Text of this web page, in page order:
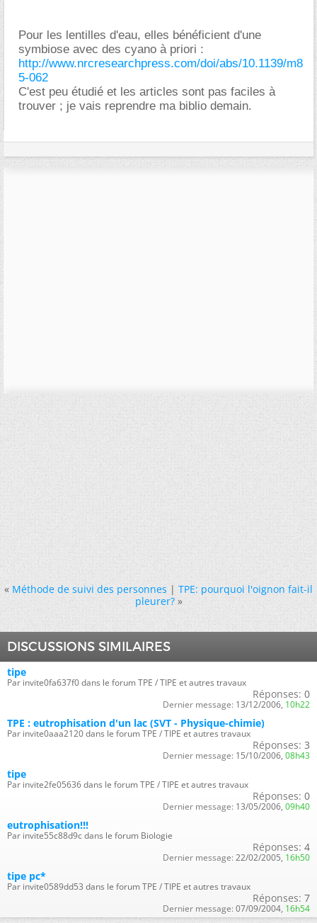
Pour les lentilles d'eau, elles bénéficient d'une
symbiose avec des cyano à priori :
http://www.nrcresearchpress.com/doi/abs/10.1139/m8
5-062
C'est peu étudié et les articles sont pas faciles à
trouver ; je vais reprendre ma biblio demain.
« Méthode de suivi des personnes|TPE: pourquoi l'oignon fait-il
pleurer? »
DISCUSSIONS SIMILAIRES
tipe
Par invite0fa637f0 dans le forum TPE / TIPE et autres travaux
Réponses: 0
Dernier message: 13/12/2006, 10h22
TPE : eutrophisation d'un lac (SVT - Physique-chimie)
Par invite0aaa2120 dans le forum TPE / TIPE et autres travaux
Réponses: 3
Dernier message: 15/10/2006, 08h43
tipe
Par invite2fe05636 dans le forum TPE / TIPE et autres travaux
Réponses: 0
Dernier message: 13/05/2006, 09h40
eutrophisation!!!
Par invite55c88d9c dans le forum Biologie
Réponses: 4
Dernier message: 22/02/2005, 16h50
tipe pc*
Par invite0589dd53 dans le forum TPE / TIPE et autres travaux
Réponses: 7
Dernier message: 07/09/2004, 16h54